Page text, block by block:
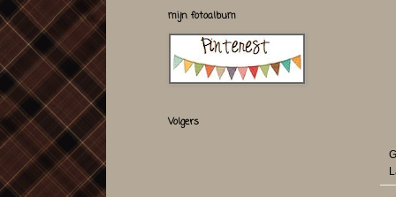
mijn fotoalbum
Volgers